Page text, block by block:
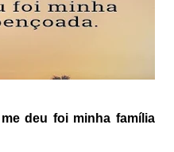
deu foi minha família